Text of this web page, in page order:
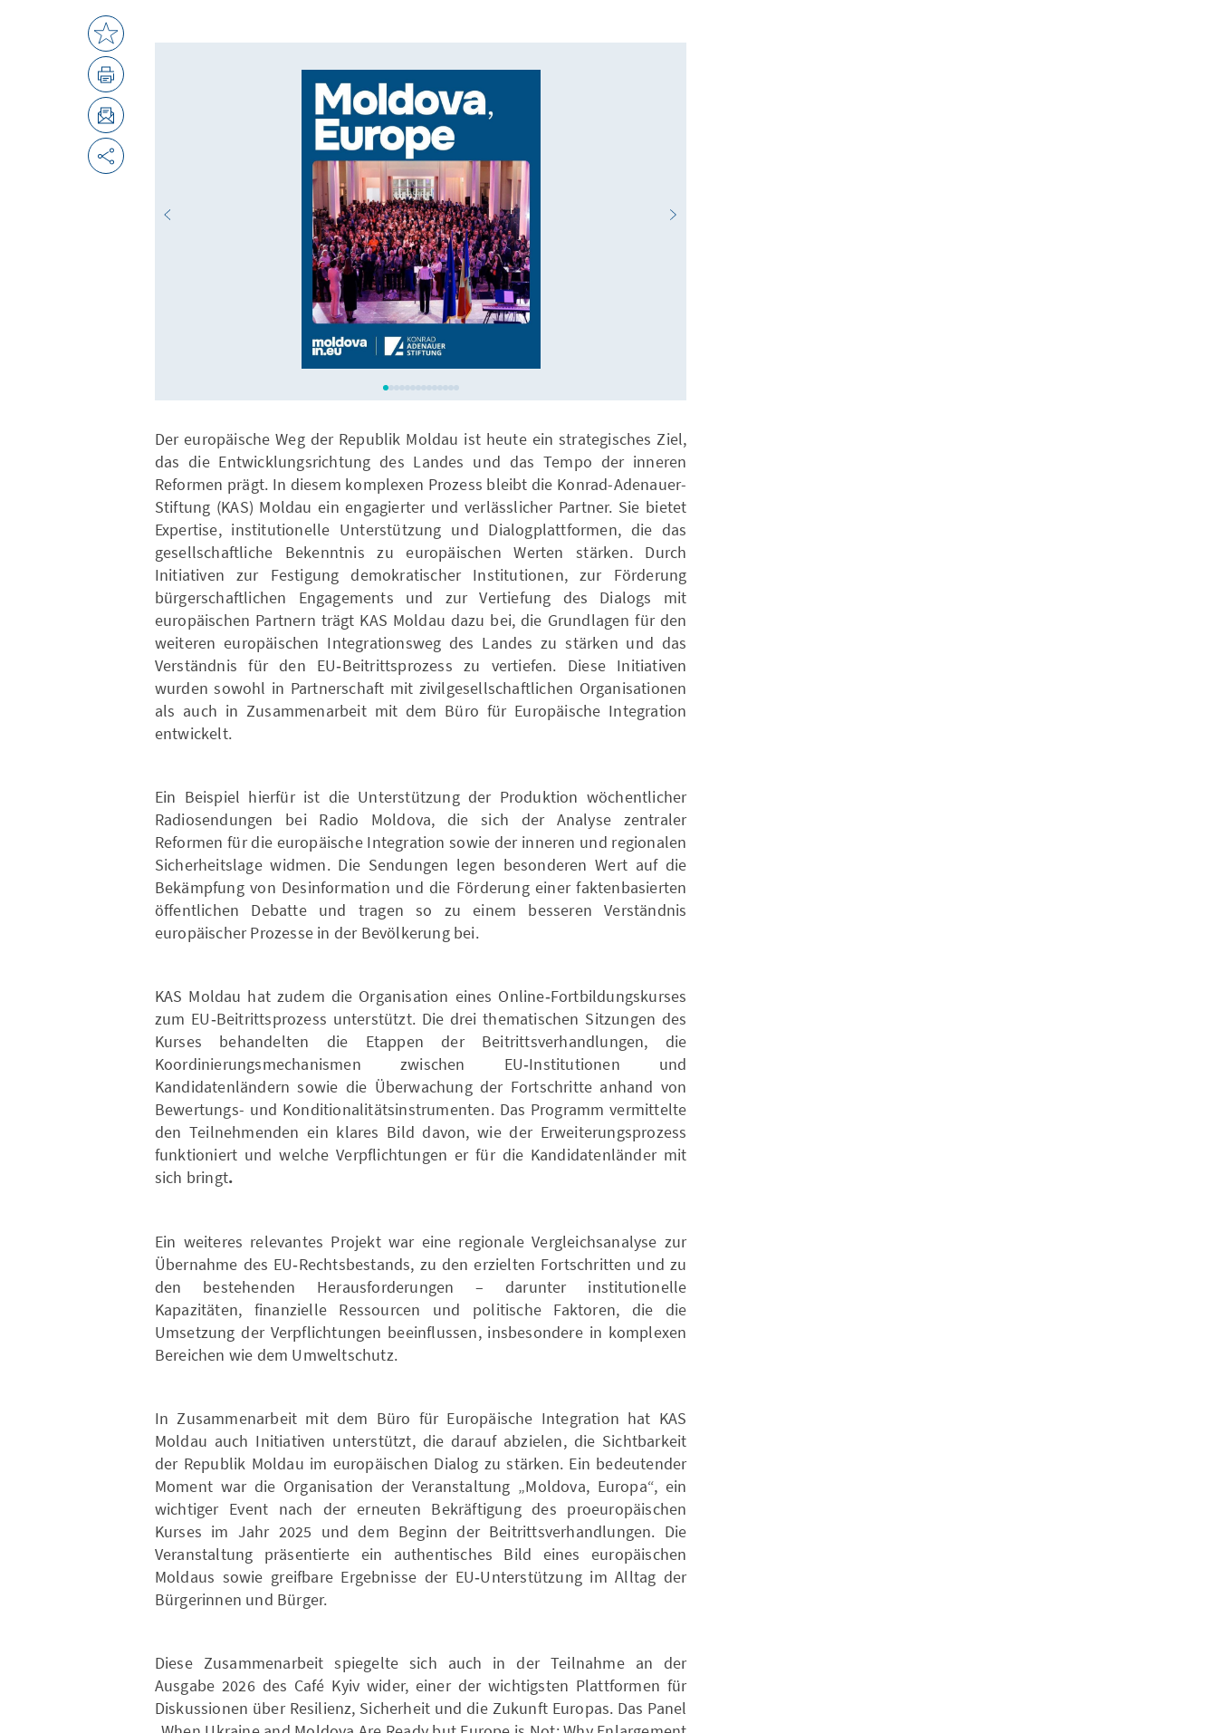
Der europäische Weg der Republik Moldau ist heute ein strategisches Ziel,
das die Entwicklungsrichtung des Landes und das Tempo der inneren
Reformen prägt. In diesem komplexen Prozess bleibt die Konrad-Adenauer-
Stiftung (KAS) Moldau ein engagierter und verlässlicher Partner. Sie bietet
Expertise, institutionelle Unterstützung und Dialogplattformen, die das
gesellschaftliche Bekenntnis zu europäischen Werten stärken. Durch
Initiativen zur Festigung demokratischer Institutionen, zur Förderung
bürgerschaftlichen Engagements und zur Vertiefung des Dialogs mit
europäischen Partnern trägt KAS Moldau dazu bei, die Grundlagen für den
weiteren europäischen Integrationsweg des Landes zu stärken und das
Verständnis für den EU‑Beitrittsprozess zu vertiefen. Diese Initiativen
wurden sowohl in Partnerschaft mit zivilgesellschaftlichen Organisationen
als auch in Zusammenarbeit mit dem Büro für Europäische Integration
entwickelt.
Ein Beispiel hierfür ist die Unterstützung der Produktion wöchentlicher
Radiosendungen bei Radio Moldova, die sich der Analyse zentraler
Reformen für die europäische Integration sowie der inneren und regionalen
Sicherheitslage widmen. Die Sendungen legen besonderen Wert auf die
Bekämpfung von Desinformation und die Förderung einer faktenbasierten
öffentlichen Debatte und tragen so zu einem besseren Verständnis
europäischer Prozesse in der Bevölkerung bei.
KAS Moldau hat zudem die Organisation eines Online‑Fortbildungskurses
zum EU‑Beitrittsprozess unterstützt. Die drei thematischen Sitzungen des
Kurses behandelten die Etappen der Beitrittsverhandlungen, die
Koordinierungsmechanismen zwischen EU‑Institutionen und
Kandidatenländern sowie die Überwachung der Fortschritte anhand von
Bewertungs- und Konditionalitätsinstrumenten. Das Programm vermittelte
den Teilnehmenden ein klares Bild davon, wie der Erweiterungsprozess
funktioniert und welche Verpflichtungen er für die Kandidatenländer mit
sich bringt.
Ein weiteres relevantes Projekt war eine regionale Vergleichsanalyse zur
Übernahme des EU‑Rechtsbestands, zu den erzielten Fortschritten und zu
den bestehenden Herausforderungen – darunter institutionelle
Kapazitäten, finanzielle Ressourcen und politische Faktoren, die die
Umsetzung der Verpflichtungen beeinflussen, insbesondere in komplexen
Bereichen wie dem Umweltschutz.
In Zusammenarbeit mit dem Büro für Europäische Integration hat KAS
Moldau auch Initiativen unterstützt, die darauf abzielen, die Sichtbarkeit
der Republik Moldau im europäischen Dialog zu stärken. Ein bedeutender
Moment war die Organisation der Veranstaltung „Moldova, Europa“, ein
wichtiger Event nach der erneuten Bekräftigung des proeuropäischen
Kurses im Jahr 2025 und dem Beginn der Beitrittsverhandlungen. Die
Veranstaltung präsentierte ein authentisches Bild eines europäischen
Moldaus sowie greifbare Ergebnisse der EU‑Unterstützung im Alltag der
Bürgerinnen und Bürger.
Diese Zusammenarbeit spiegelte sich auch in der Teilnahme an der
Ausgabe 2026 des Café Kyiv wider, einer der wichtigsten Plattformen für
Diskussionen über Resilienz, Sicherheit und die Zukunft Europas. Das Panel